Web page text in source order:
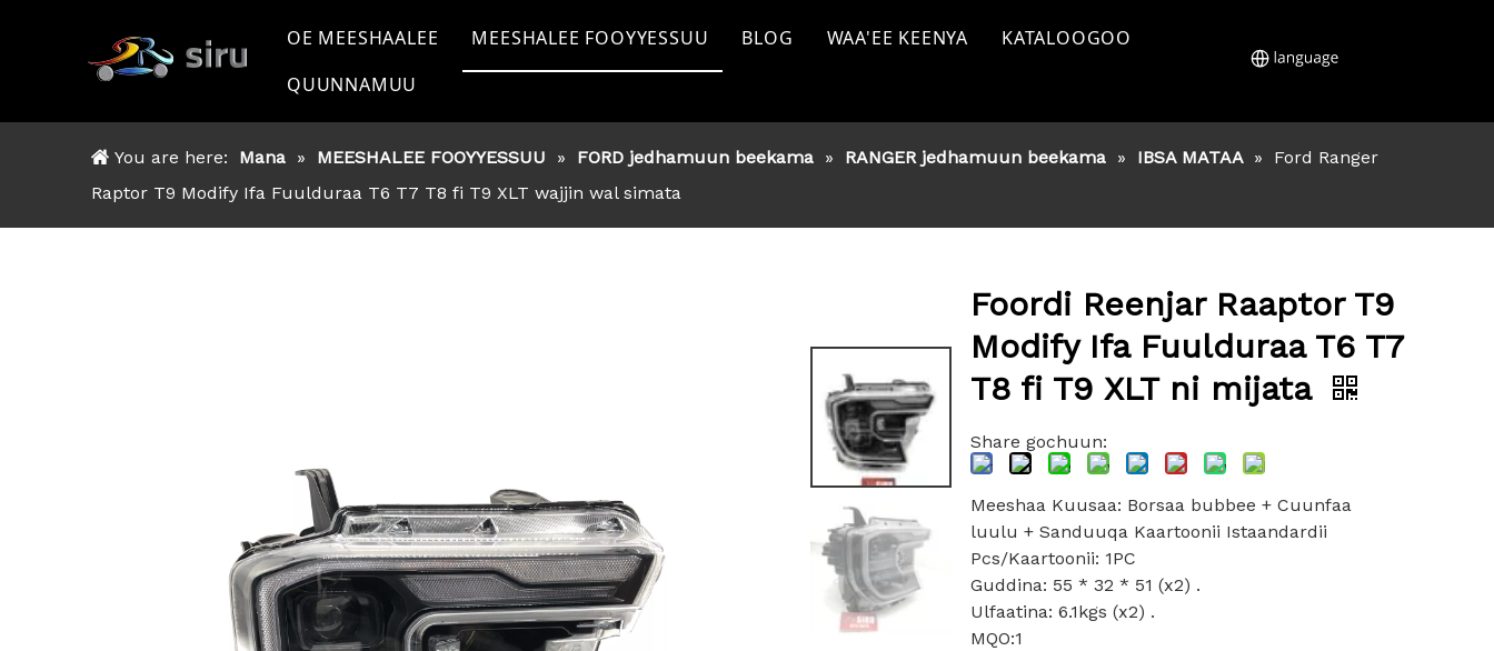
OE MEESHAALEE
TOYOTA jedhamtu
NISSAN jedhamuun beekama
MITSSHUBISHI jedhamuun beekama
MEESHALEE FOOYYESSUU
NISSAN jedhamuun beekama
MITSHUBISHII jedhu
BLOG WAA'EE KEENYA
KATALOOGOO
QUUNNAMUU
You are here: Mana » MEESHALEE FOOYYESSUU » FORD jedhamuun beekama » RANGER jedhamuun beekama » IBSA MATAA »
Ford Ranger
Raptor T9 Modify Ifa Fuulduraa T6 T7 T8 fi T9 XLT wajjin wal simata
Foordi Reenjar Raaptor T9
Modify Ifa Fuulduraa T6 T7
T8 fi T9 XLT ni mijata
Share gochuun:
Meeshaa Kuusaa: Borsaa bubbee + Cuunfaa
luulu + Sanduuqa Kaartoonii Istaandardii
Pcs/Kaartoonii: 1PC
Guddina: 55 * 32 * 51 (x2) .
Ulfaatina: 6.1kgs (x2) .
MQO:1